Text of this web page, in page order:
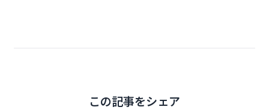
この記事をシェア